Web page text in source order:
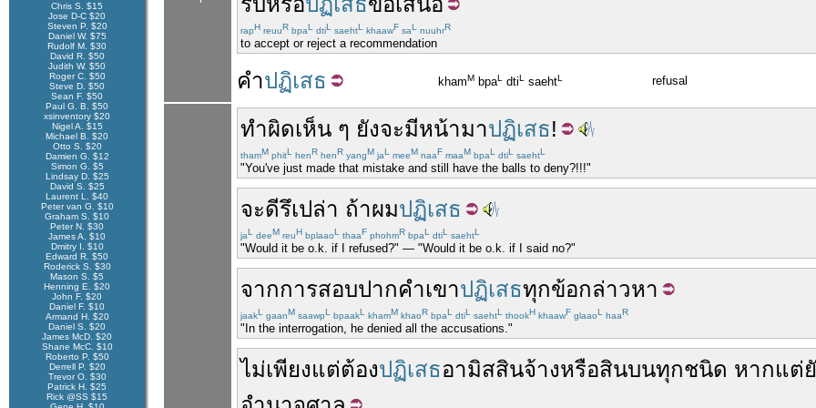
Chris S. $15
Jose D-C $20
Steven P. $20
Daniel W. $75
Rudolf M. $30
David R. $50
Judith W. $50
Roger C. $50
Steve D. $50
Sean F. $50
Paul G. B. $50
xsinventory $20
Nigel A. $15
Michael B. $20
Otto S. $20
Damien G. $12
Simon G. $5
Lindsay D. $25
David S. $25
Laurent L. $40
Peter van G. $10
Graham S. $10
Peter N. $30
James A. $10
Dmitry I. $10
Edward R. $50
Roderick S. $30
Mason S. $5
Henning E. $20
John F. $20
Daniel F. $10
Armand H. $20
Daniel S. $20
James McD. $20
Shane McC. $10
Roberto P. $50
Derrell P. $20
Trevor O. $30
Patrick H. $25
Rick @SS $15
rapH reuuR bpaL dtiL saehtL khaawF saL nuuhrR
to accept or reject a recommendation
คำปฏิเสธ khamM bpaL dtiL saehtL refusal
ทำผิดเห็น ๆ ยังจะมีหน้ามาปฏิเสธ!
thamM phitL henR henR yangM jaL meeM naaF maaM bpaL dtiL saehtL
"You've just made that mistake and still have the balls to deny?!!!"
จะดีรึเปล่า ถ้าผมปฏิเสธ
jaL deeM reuH bplaaoL thaaF phohmR bpaL dtiL saehtL
"Would it be o.k. if I refused?" — "Would it be o.k. if I said no?"
จากการสอบปากคำเขาปฏิเสธทุกข้อกล่าวหา
jaakL gaanM saawpL bpaakL khamM khaoR bpaL dtiL saehtL thookH khaawF glaaoL haaR
"In the interrogation, he denied all the accusations."
ไม่เพียงแต่ต้องปฏิเสธอามิสสินจ้างหรือสินบนทุกชนิด หากแต่